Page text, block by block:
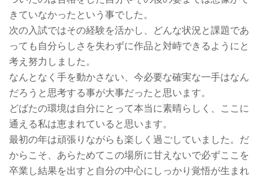
きていなかったという事でした。
次の入試ではその経験を活かし、どんな状況と課題であ
っても自分らしさを失わずに作品と対峙できるようにと
考え努力しました。
なんとなく手を動かさない、今必要な確実な一手はなん
だろうと思考する事が大事だったと思います。
どばたの環境は自分にとって本当に素晴らしく、ここに
通える私は恵まれていると思います。
最初の年は頑張りながらも楽しく過ごしていました。だ
からこそ、あらためてこの場所に甘えないで必ずここを
卒業し結果を出すと自分の中心にしっかり覚悟が生まれ